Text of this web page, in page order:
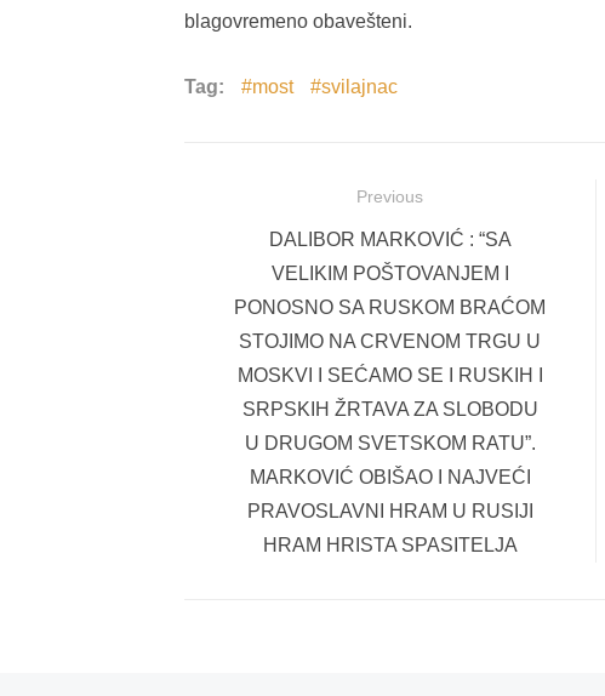
blagovremeno obavešteni.
Tag: most svilajnac
navigation
Previous
Previous
post:
DALIBOR MARKOVIĆ : “SA
VELIKIM POŠTOVANJEM I
PONOSNO SA RUSKOM BRAĆOM
STOJIMO NA CRVENOM TRGU U
MOSKVI I SEĆAMO SE I RUSKIH I
SRPSKIH ŽRTAVA ZA SLOBODU
U DRUGOM SVETSKOM RATU”.
MARKOVIĆ OBIŠAO I NAJVEĆI
PRAVOSLAVNI HRAM U RUSIJI
HRAM HRISTA SPASITELJA